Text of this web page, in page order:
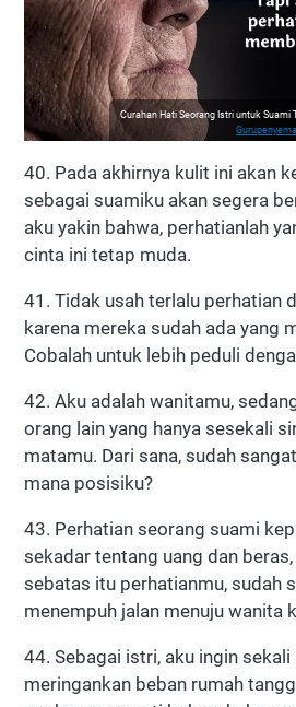
Curahan Hati Seorang Istri untuk Suami
40. Pada akhirnya kulit ini akan
sebagai suamiku akan segera
aku yakin bahwa, perhatianlah
cinta ini tetap muda.
41. Tidak usah terlalu perhatian
karena mereka sudah ada yang
Cobalah untuk lebih peduli
42. Aku adalah wanitamu,
orang lain yang hanya sesekali
matamu. Dari sana, sudah
mana posisiku?
43. Perhatian seorang suami
sekadar tentang uang dan
sebatas itu perhatianmu, sudah
menempuh jalan menuju wanita
44. Sebagai istri, aku ingin
meringankan beban rumah